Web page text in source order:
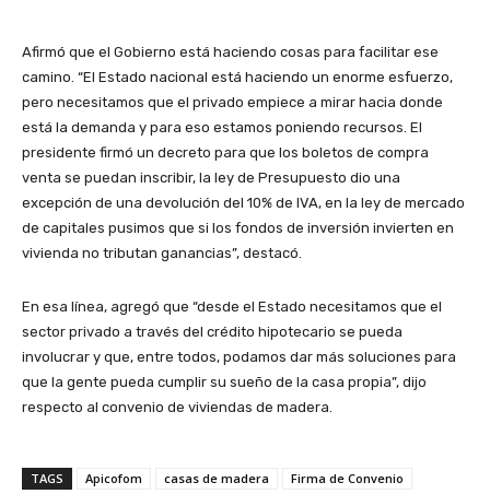
Afirmó que el Gobierno está haciendo cosas para facilitar ese
camino. “El Estado nacional está haciendo un enorme esfuerzo,
pero necesitamos que el privado empiece a mirar hacia donde
está la demanda y para eso estamos poniendo recursos. El
presidente firmó un decreto para que los boletos de compra
venta se puedan inscribir, la ley de Presupuesto dio una
excepción de una devolución del 10% de IVA, en la ley de mercado
de capitales pusimos que si los fondos de inversión invierten en
vivienda no tributan ganancias”, destacó.
En esa línea, agregó que “desde el Estado necesitamos que el
sector privado a través del crédito hipotecario se pueda
involucrar y que, entre todos, podamos dar más soluciones para
que la gente pueda cumplir su sueño de la casa propia”, dijo
respecto al convenio de viviendas de madera.
TAGS Apicofom casas de madera
Firma de Convenio